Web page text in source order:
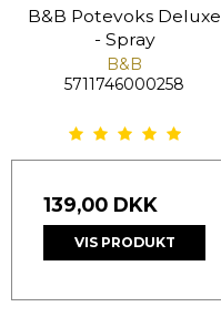
B&B Potevoks Deluxe
- Spray
B&B
5711746000258
139,00 DKK
VIS PRODUKT